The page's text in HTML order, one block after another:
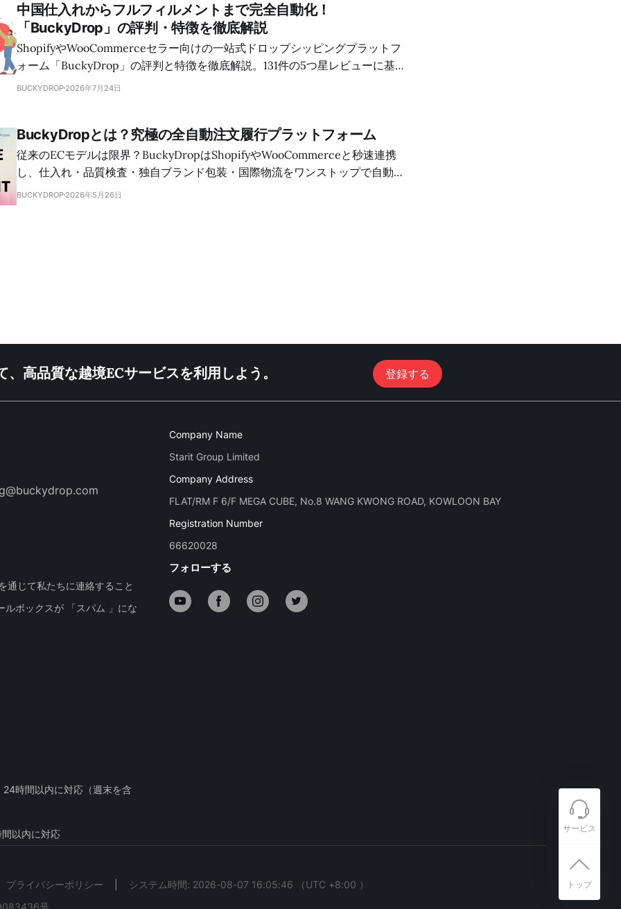
中国仕入れからフルフィルメントまで完全自動化！
「BuckyDrop」の評判・特徴を徹底解説
ShopifyやWooCommerceセラー向けの一站式ドロップシッピングプラットフ
ォーム「BuckyDrop」の評判と特徴を徹底解説。131件の5つ星レビューに基
づき、1対1の専任アカウントマネージャー、1688・淘宝からのシームレスな仕
BUCKYDROP 2026年7月24日
BuckyDropとは？究極の全自動注文履行プラットフォーム
従来のECモデルは限界？BuckyDropはShopifyやWooCommerceと秒速連携
し、仕入れ・品質検査・独自ブランド包装・国際物流をワンストップで自動化
する究極のドロップシッピングプラットフォームです。手動のコピペ作業を無
BUCKYDROP 2026年5月26日
高品質な越境ECサービスを利用しよう。 登録する
通じて私たちに連絡すること
ルボックスが 「スパム 」にな
時間以内に対応（週末を含
Company Name
Starit Group Limited
Company Address
FLAT/RM F 6/F MEGA CUBE, No.8 WANG KWONG ROAD, KOWLOON BAY
Registration Number
66620028
フォローする
プライバシーポリシー システム時間: 2026-08-07 16:05:46
（UTC +8:00 ）
号
サービス
トップ